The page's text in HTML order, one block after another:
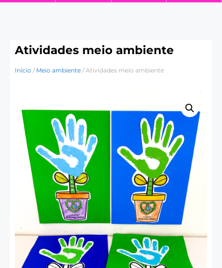
Atividades meio ambiente
Início / Meio ambiente / Atividades meio ambiente